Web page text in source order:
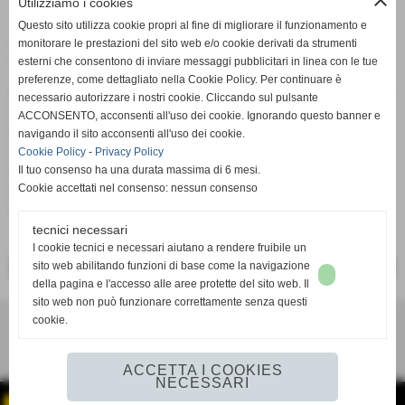
ALTRI COMPONENTI DELLA
SQUADRA
Marcelli Emiliano, Bifolco Lorenzo,Cavalieri Fabio
Claudio,Sgrigna Cristiano,Barbanera Paolo,Grassi
Gianluca,Bejtulahi Elvis,Picecchi Andrea
Gabriele,Blasi Michele,
Giovanni,Fausti Luca,Capotosti Amedeo
Daniele,Fanti Federico,Suatoni Nicola
<< PRECEDENTE SUCCESSIVO >>
A.S.D. SANGEMINI SPORT - Loc. San Lorenzo 272 - San Gemini (TR) - P.I.
Realizzazione siti web www.sitoper.it
Questo sito utilizza cookie propri al fine di migliorare il funzionamento e
monitorare le prestazioni del sito web e/o cookie derivati da strumenti
esterni che consentono di inviare messaggi pubblicitari in linea con le tue
preferenze, come dettagliato nella Cookie Policy. Per continuare è
necessario autorizzare i nostri cookie. Cliccando sul pulsante
ACCONSENTO, acconsenti all'uso dei cookie. Ignorando questo banner e
navigando il sito acconsenti all'uso dei cookie.
Cookie Policy - Privacy Policy
Il tuo consenso ha una durata massima di 6 mesi.
Cookie accettati nel consenso: nessun consenso
tecnici necessari
I cookie tecnici e necessari aiutano a rendere fruibile un
sito web abilitando funzioni di base come la navigazione
della pagina e l'accesso alle aree protette del sito web. Il
sito web non può funzionare correttamente senza questi
cookie.
ACCETTA I COOKIES
NECESSARI